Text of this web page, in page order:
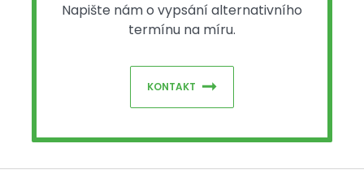
Napište nám o vypsání alternativního
termínu na míru.
KONTAKT